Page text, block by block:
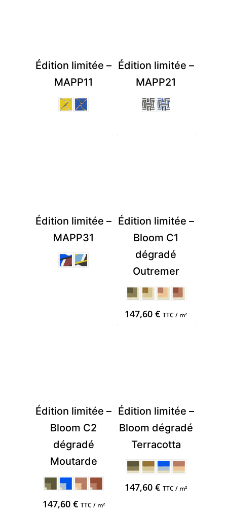
Édition limitée –
MAPP11
Édition limitée –
MAPP21
Édition limitée –
MAPP31
Édition limitée –
Bloom C1
dégradé
Outremer
147,60€ TTC / m²
Édition limitée –
Bloom C2
dégradé
Moutarde
147,60 € TTC / m²
Édition limitée –
Bloom dégradé
Terracotta
147,60€ TTC / m²